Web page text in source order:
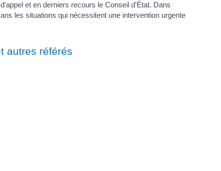
et en derniers recours le Conseil d'État. Dans
les situations qui nécessitent une intervention urgente
autres référés